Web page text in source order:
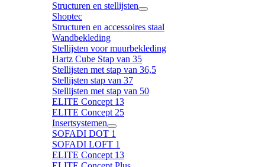
Structuren en stellijsten
Shoptec
Structuren en accessoires staal
Wandbekleding
Stellijsten voor muurbekleding
Hartz Cube Stap van 35
Stellijsten met stap van 36,5
Stellijsten stap van 37
Stellijsten met stap van 50
ELITE Concept 13
ELITE Concept 25
Insertsystemen
SOFADI DOT 1
SOFADI LOFT 1
ELITE Concept 13